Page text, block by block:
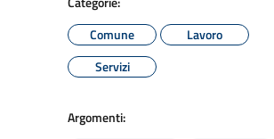
Comune
Lavoro
Servizi
Argomenti: